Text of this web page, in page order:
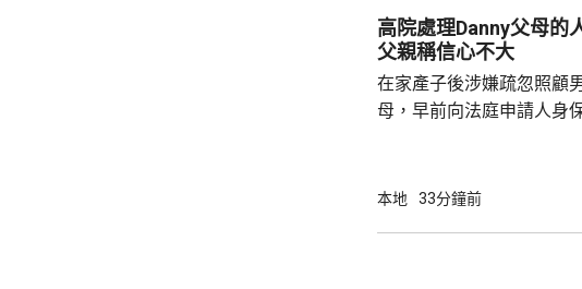
高院處理Danny父母
父親稱信心不大
在家產子後涉嫌疏忽照顧
母，早前向法庭申請人身
示，懷著戰戰兢兢的心情
本地 33分鐘前